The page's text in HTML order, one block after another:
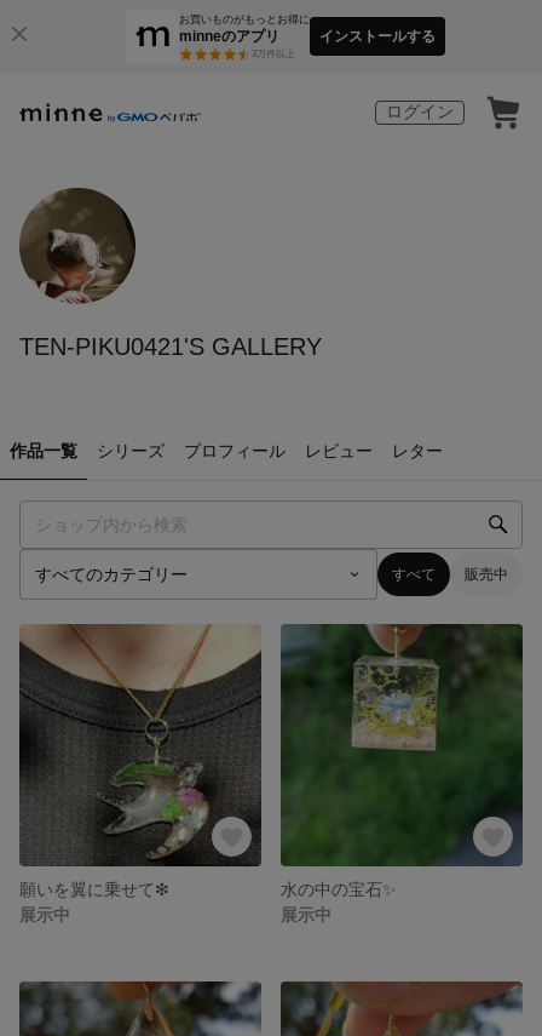
お買いものがもっとお得に
minneのアプリ
3万件以上
インストールする
ログイン
TEN-PIKU0421'S GALLERY
作品一覧 シリーズ プロフィール レビュー レター
すべて 販売中
願いを翼に乗せて❇
展示中
水の中の宝石✨
展示中